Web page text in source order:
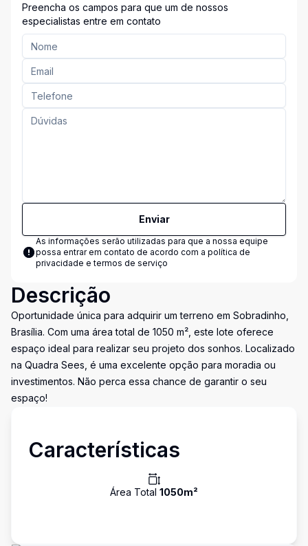
Preencha os campos para que um de nossos
especialistas entre em contato
Enviar
As informações serão utilizadas para que a nossa equipe
possa entrar em contato de acordo com a política de
privacidade e termos de serviço
Descrição
Oportunidade única para adquirir um terreno em Sobradinho,
Brasília. Com uma área total de 1050 m², este lote oferece
espaço ideal para realizar seu projeto dos sonhos. Localizado
na Quadra Sees, é uma excelente opção para moradia ou
investimentos. Não perca essa chance de garantir o seu
espaço!
Características
Área Total 1050m²